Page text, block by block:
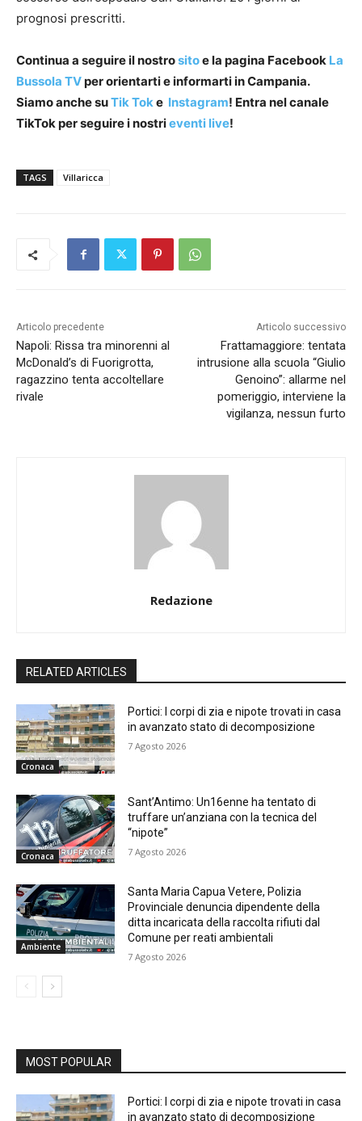
prognosi prescritti.
Continua a seguire il nostrositoe la pagina Facebook La
Bussola TVper orientarti e informarti in Campania.
Siamo anche suTik Toke Instagram! Entra nel canale
TikTok per seguire i nostrieventi live!
TAGS Villaricca
Articolo precedente
Napoli: Rissa tra minorenni al
McDonald’s di Fuorigrotta,
ragazzino tenta accoltellare
rivale
Articolo successivo
Frattamaggiore: tentata
intrusione alla scuola “Giulio
Genoino”: allarme nel
pomeriggio, interviene la
vigilanza, nessun furto
Redazione
RELATED ARTICLES
Cronaca
Portici: I corpi di zia e nipote trovati in casa
in avanzato stato di decomposizione
7 Agosto 2026
Cronaca
Sant’Antimo: Un16enne ha tentato di
truffare un’anziana con la tecnica del
“nipote”
7 Agosto 2026
Ambiente
Santa Maria Capua Vetere, Polizia
Provinciale denuncia dipendente della
ditta incaricata della raccolta rifiuti dal
Comune per reati ambientali
7 Agosto 2026
MOST POPULAR
Portici: I corpi di zia e nipote trovati in casa
in avanzato stato di decomposizione